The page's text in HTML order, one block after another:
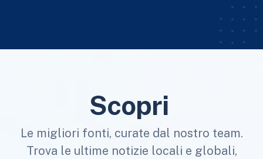
Scopri
Le migliori fonti, curate dal nostro team.
Trova le ultime notizie locali e globali,